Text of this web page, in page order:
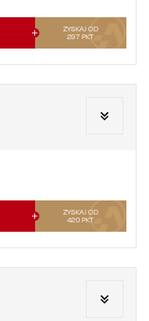
ZYSKAJ OD
297 PKT
ZYSKAJ OD
420 PKT